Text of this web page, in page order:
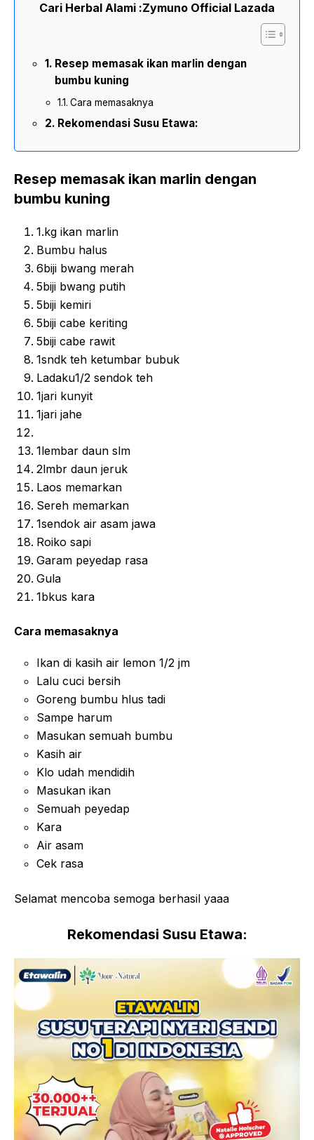
Cari Herbal Alami :Zymuno Official Lazada
Resep memasak ikan marlin dengan
bumbu kuning
Cara memasaknya
Rekomendasi Susu Etawa:
Resep memasak ikan marlin dengan
bumbu kuning
1.kg ikan marlin
Bumbu halus
6biji bwang merah
5biji bwang putih
5biji kemiri
5biji cabe keriting
5biji cabe rawit
1sndk teh ketumbar bubuk
Ladaku1/2 sendok teh
1jari kunyit
1jari jahe
1lembar daun slm
2lmbr daun jeruk
Laos memarkan
Sereh memarkan
1sendok air asam jawa
Roiko sapi
Garam peyedap rasa
Gula
1bkus kara
Cara memasaknya
Ikan di kasih air lemon 1/2 jm
Lalu cuci bersih
Goreng bumbu hlus tadi
Sampe harum
Masukan semuah bumbu
Kasih air
Klo udah mendidih
Masukan ikan
Semuah peyedap
Kara
Air asam
Cek rasa
Selamat mencoba semoga berhasil yaaa
Rekomendasi Susu Etawa: